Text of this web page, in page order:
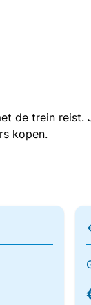
de trein
kopen.